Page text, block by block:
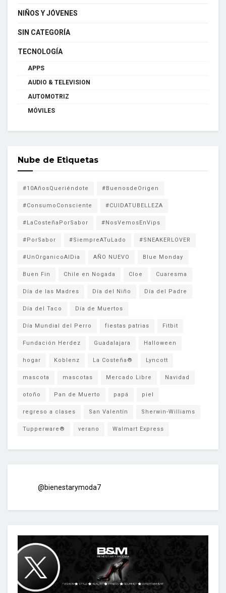
NIÑOS Y JÓVENES
SIN CATEGORÍA
TECNOLOGÍA
APPS
AUDIO & TELEVISION
AUTOMOTRIZ
MÓVILES
Nube de Etiquetas
#10AñosQueriéndote #BuenosdeOrigen
#ConsumoConsciente #CUIDATUBELLEZA
#LaCosteñaPorSabor #NosVemosEnVips
#PorSabor #SiempreATuLado #SNEAKERLOVER
#UnOrganicoAlDia AÑO NUEVO Blue Monday
Buen Fin Chile en Nogada Cloe Cuaresma
Día de las Madres Día del Niño Día del Padre
Día del Taco Día de Muertos
Día Mundial del Perro fiestas patrias Fitbit
Fundación Herdez Guadalajara Halloween
hogar Koblenz La Costeña® Lyncott
mascota mascotas Mercado Libre Navidad
otoño Pan de Muerto papá piel
regreso a clases San Valentín Sherwin-Williams
Tupperware® verano Walmart Express
@bienestarymoda7